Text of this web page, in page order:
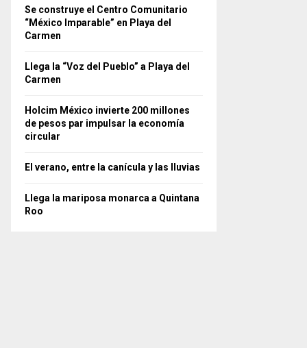
Se construye el Centro Comunitario
“México Imparable” en Playa del
Carmen
Llega la “Voz del Pueblo” a Playa del
Carmen
Holcim México invierte 200 millones
de pesos par impulsar la economía
circular
El verano, entre la canícula y las lluvias
Llega la mariposa monarca a Quintana
Roo